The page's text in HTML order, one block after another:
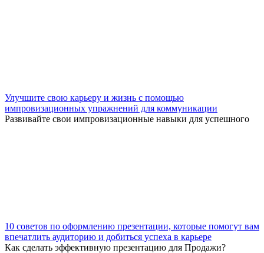
Улучшите свою карьеру и жизнь с помощью
импровизационных упражнений для коммуникации
Развивайте свои импровизационные навыки для успешного
10 советов по оформлению презентации, которые помогут вам
впечатлить аудиторию и добиться успеха в карьере
Как сделать эффективную презентацию для Продажи?